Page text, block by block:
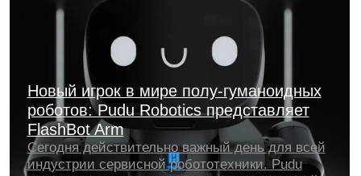
В Великобритании тестируют собак
роботов,чтобы ускорить доставку на дом
В Великобритании начали тестировать новых
роботов от швейцарской RIVR. Эти ребята
решили облегчить последние метры доставки,
заменив уставших курьеров на умных железяк.